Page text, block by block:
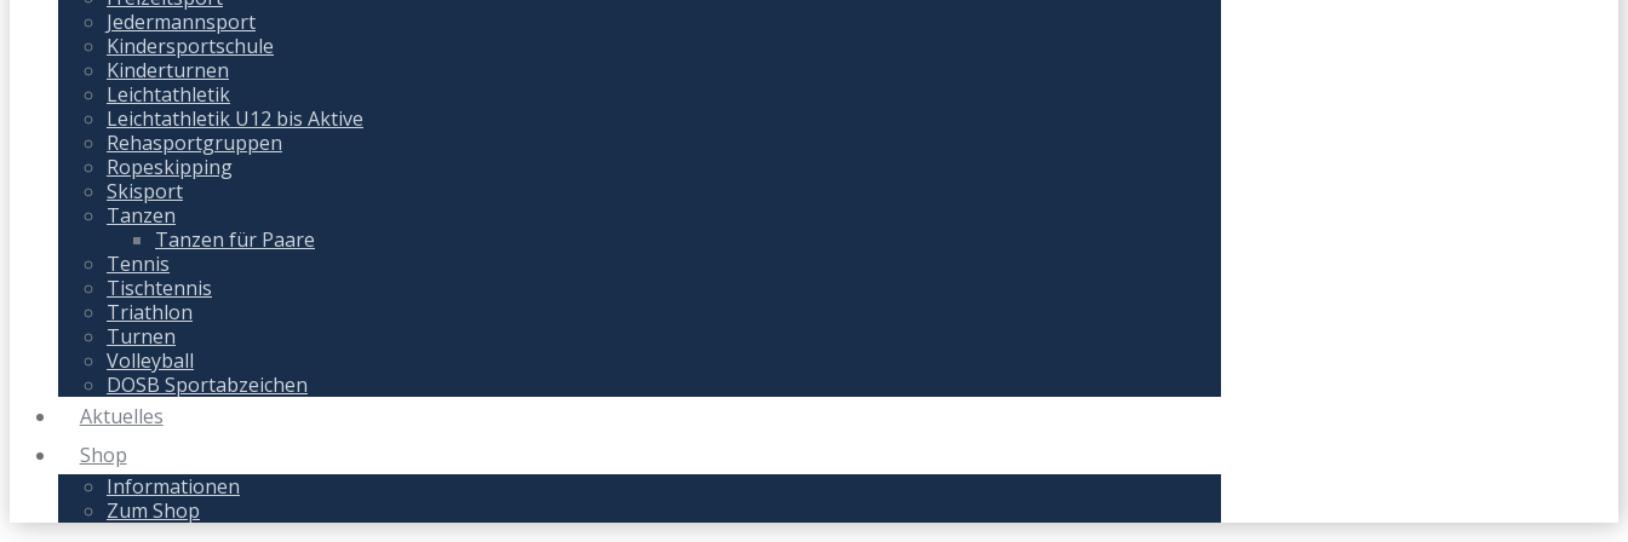
Jedermannsport
Kindersportschule
Kinderturnen
Leichtathletik
Leichtathletik U12 bis Aktive
Rehasportgruppen
Ropeskipping
Skisport
Tanzen
Tanzen für Paare
Tennis
Tischtennis
Triathlon
Turnen
Volleyball
DOSB Sportabzeichen
Aktuelles
Shop
Informationen
Zum Shop